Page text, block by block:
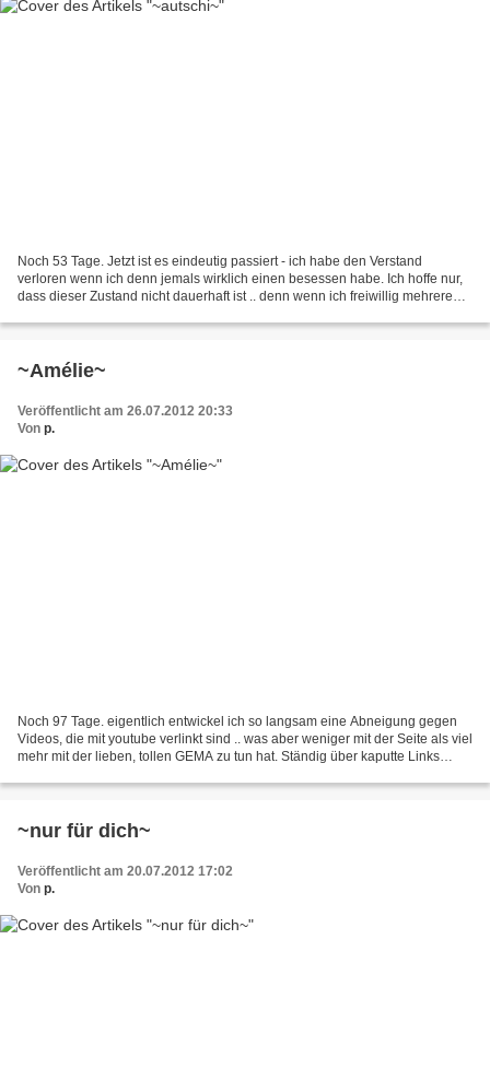
Noch 53 Tage. Jetzt ist es eindeutig passiert - ich habe den Verstand
verloren wenn ich denn jemals wirklich einen besessen habe. Ich hoffe nur,
dass dieser Zustand nicht dauerhaft ist .. denn wenn ich freiwillig mehrere
~Amélie~
Veröffentlicht am 26.07.2012 20:33
Von p.
Noch 97 Tage. eigentlich entwickel ich so langsam eine Abneigung gegen
Videos, die mit youtube verlinkt sind .. was aber weniger mit der Seite als viel
mehr mit der lieben, tollen GEMA zu tun hat. Ständig über kaputte Links
~nur für dich~
Veröffentlicht am 20.07.2012 17:02
Von p.